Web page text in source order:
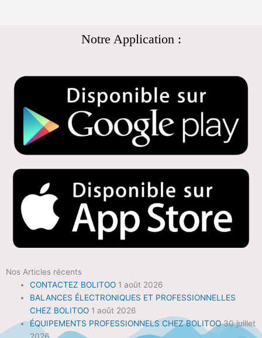
Notre Application :
Nos Articles récents
CONTACTEZ BOLITOO 1 août 2026
BALANCES ÉLECTRONIQUES ET PROFESSIONNELLES
CHEZ BOLITOO 1 août 2026
ÉQUIPEMENTS PROFESSIONNELS CHEZ BOLITOO 30 juillet
2026